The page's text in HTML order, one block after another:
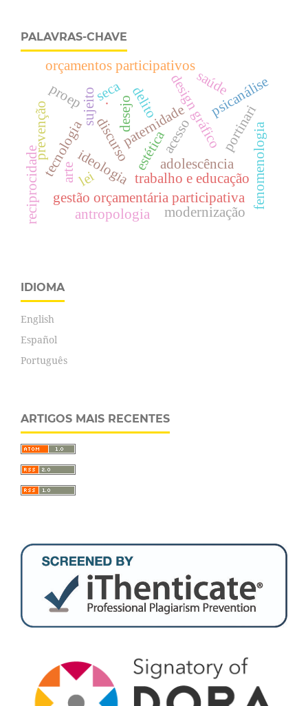
PALAVRAS-CHAVE
discurso
sujeito
ideologia
paternidade
adolescência
design gráfico
trabalho e educação
tecnologia estética
psicanálise
lei
delito
desejo
fenomenologia
reciprocidade
.
orçamentos participativos
gestão orçamentária participativa
portinari
seca
arte
modernização
antropologia
prevenção acesso
saúde
proep
IDIOMA
English
Español
Português
ARTIGOS MAIS RECENTES